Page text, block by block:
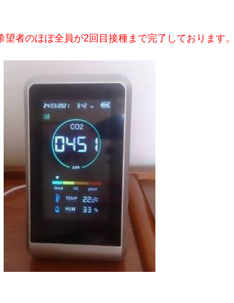
者のほぼ全員が2回目接種まで完了しております。